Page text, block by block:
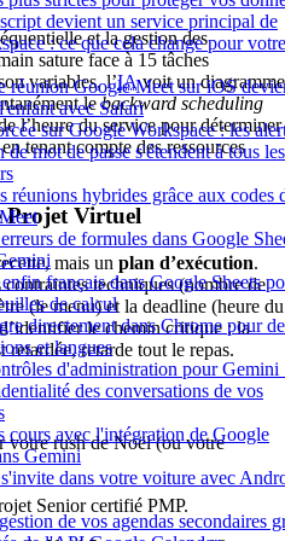
devient un service principal de
: ce que cela change pour votre
réunion Google Meet sur iOS
avec Safari
sur Google Workspace : les
mot de passe s'étendent à tous les
réunions hybrides grâce aux codes
de formules dans Google
français dans Google Sheets
de calcul
directement dans Chrome pour de
et langues
d'administration pour Gemini
des conversations de vos
cours avec l'intégration de Google
Gemini
dans votre voiture avec
de vos agendas secondaires
et la gestion des
sature face à 15 tâches
variables, l’IAvoit un diagramme
lebackward scheduling
l’heure du service pour déterminer
tenant compte des ressources
Projet Virtuel
mais un plan d’exécution.
techniques (nombre de
(le menu) et la deadline (heure du
le chemin critique : la
retardée, retarde tout le repas.
votre rush de Noël (ou votre
Senior certifié PMP.